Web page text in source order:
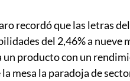
recordó que las letras
del 2,46% a nueve
un producto con un
mesa la paradoja de